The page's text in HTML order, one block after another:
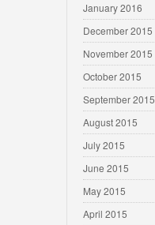
January 2016
December 2015
November 2015
October 2015
September 2015
August 2015
July 2015
June 2015
May 2015
April 2015